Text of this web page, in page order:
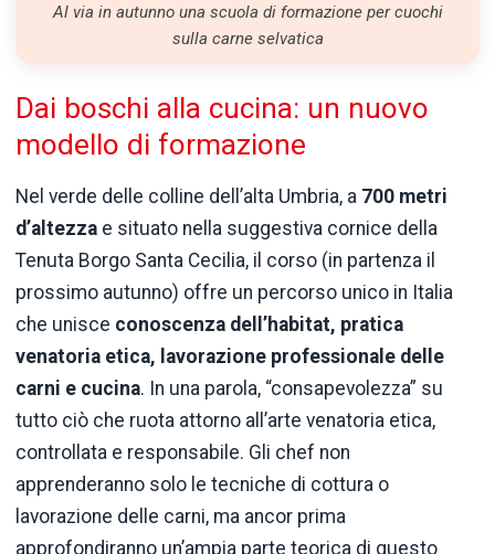
Al via in autunno una scuola di formazione per cuochi
sulla carne selvatica
Dai boschi alla cucina: un nuovo
modello di formazione
Nel verde delle colline dell’alta Umbria, a 700 metri
d’altezza e situato nella suggestiva cornice della
Tenuta Borgo Santa Cecilia, il corso (in partenza il
prossimo autunno) offre un percorso unico in Italia
che unisce conoscenza dell’habitat, pratica
venatoria etica, lavorazione professionale delle
carni e cucina. In una parola, “consapevolezza” su
tutto ciò che ruota attorno all’arte venatoria etica,
controllata e responsabile. Gli chef non
apprenderanno solo le tecniche di cottura o
lavorazione delle carni, ma ancor prima
approfondiranno un’ampia parte teorica di questo